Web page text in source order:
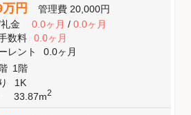
円 管理費 20,000円
礼金 0.0ヶ月/ 0.0ヶ月
数料
0.0ヶ月
レント
0.0ヶ月
1階
1K
33.87m2